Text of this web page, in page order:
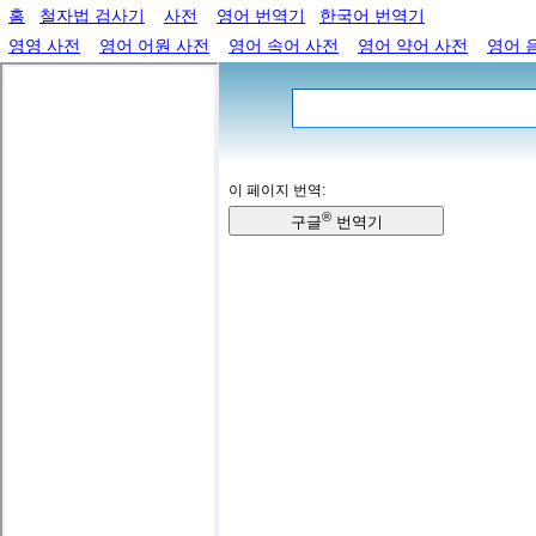
홈 철자법 검사기 사전 영어 번역기
한국어 번역기
영영 사전
영어 어원 사전 영어 속어 사전 영어 약어 사전 영어